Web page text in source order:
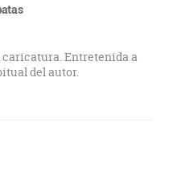
Entretenida a
del autor.